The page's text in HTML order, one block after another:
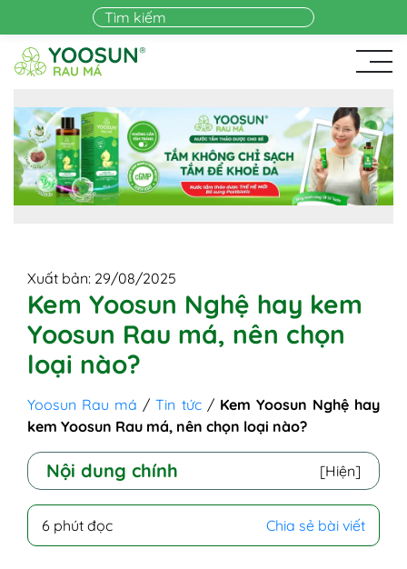
Skip to main content
Xuất bản: 29/08/2025
Kem Yoosun Nghệ hay kem
Yoosun Rau má, nên chọn
loại nào?
Yoosun Rau má /Tin tức/ Kem Yoosun Nghệ hay
kem Yoosun Rau má, nên chọn loại nào?
Nội dung chính [Hiện]
1. Kem bôi da Yoosun Rau má
6 phút đọc Chia sẻ bài viết